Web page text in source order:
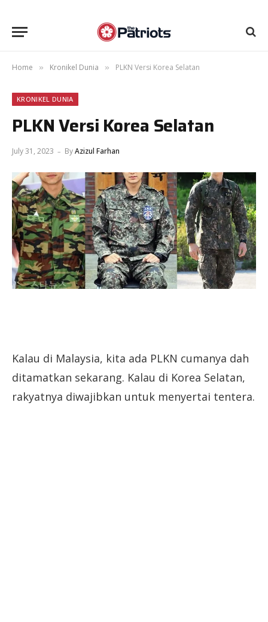
Home » Kronikel Dunia » PLKN Versi Korea Selatan
KRONIKEL DUNIA
PLKN Versi Korea Selatan
July 31, 2023 ByAzizul Farhan
Kalau di Malaysia, kita ada PLKN cumanya dah
ditamatkan sekarang. Kalau di Korea Selatan,
rakyatnya diwajibkan untuk menyertai tentera.